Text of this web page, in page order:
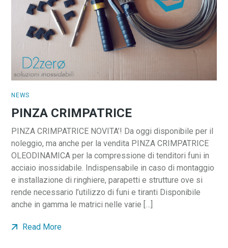
NEWS
PINZA CRIMPATRICE
PINZA CRIMPATRICE NOVITA’! Da oggi disponibile per il
noleggio, ma anche per la vendita PINZA CRIMPATRICE
OLEODINAMICA per la compressione di tenditori funi in
acciaio inossidabile. Indispensabile in caso di montaggio
e installazione di ringhiere, parapetti e strutture ove si
rende necessario l’utilizzo di funi e tiranti Disponibile
anche in gamma le matrici nelle varie […]
Read More